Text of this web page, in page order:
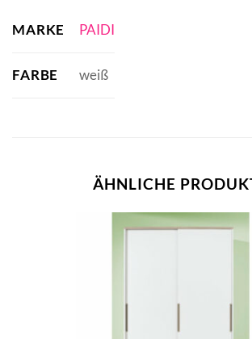
MARKE PAIDI
FARBE weiß
ÄHNLICHE